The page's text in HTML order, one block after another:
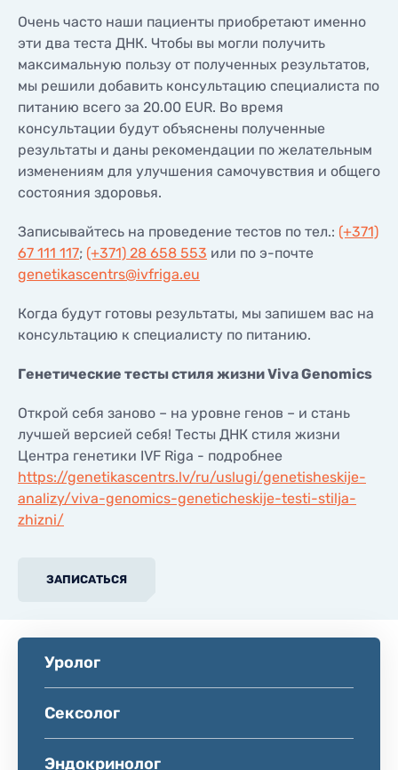
Очень часто наши пациенты приобретают именно
эти два теста ДНК. Чтобы вы могли получить
максимальную пользу от полученных результатов,
мы решили добавить консультацию специалиста по
питанию всего за 20.00 EUR. Во время
консультации будут объяснены полученные
результаты и даны рекомендации по желательным
изменениям для улучшения самочувствия и общего
состояния здоровья.
Записывайтесь на проведение тестов по тел.: (+371)
67 111 117; (+371) 28 658 553 или по э-почте
genetikascentrs@ivfriga.eu
Когда будут готовы результаты, мы запишем вас на
консультацию к специалисту по питанию.
Генетические тесты стиля жизни Viva Genomics
Открой себя заново – на уровне генов – и стань
лучшей версией себя! Тесты ДНК стиля жизни
Центра генетики IVF Riga - подробнее
https://genetikascentrs.lv/ru/uslugi/genetisheskije-
analizy/viva-genomics-geneticheskije-testi-stilja-
zhizni/
ЗАПИСАТЬСЯ
Уролог
Сексолог
Эндокринолог